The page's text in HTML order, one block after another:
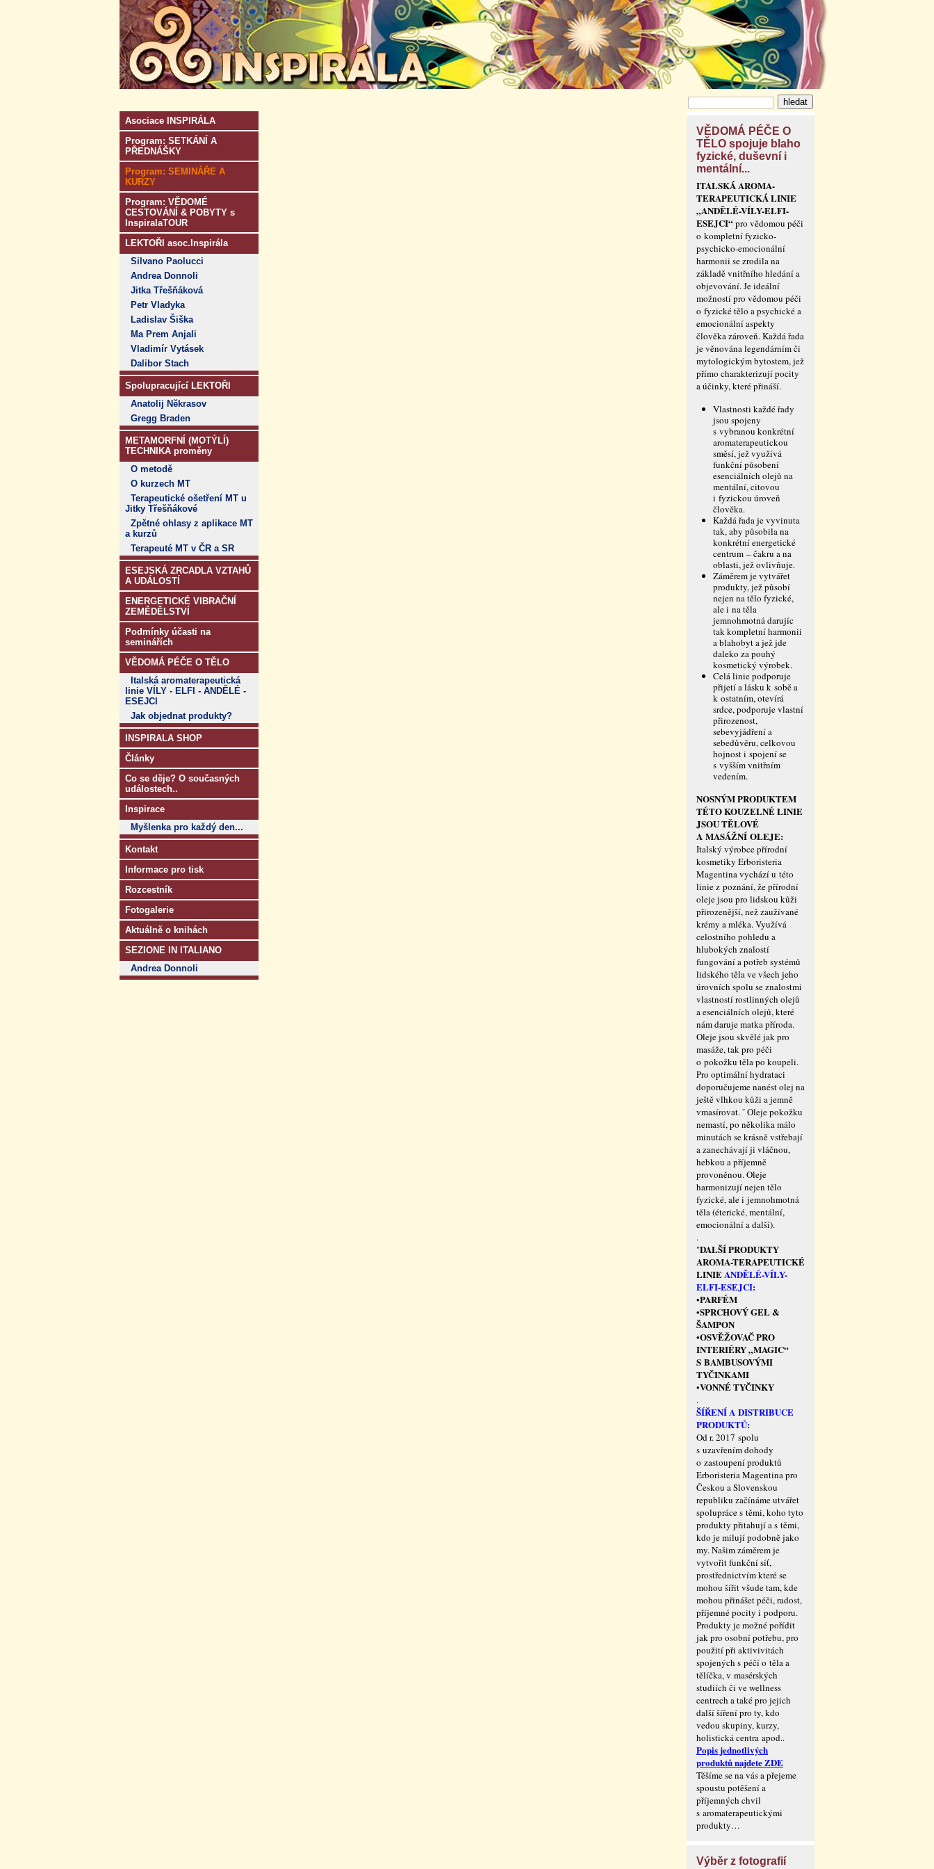
Asociace INSPIRÁLA
Program: SETKÁNÍ A
PŘEDNÁŠKY
Program: SEMINÁŘE A
KURZY
Program: VĚDOMÉ
CESTOVÁNÍ & POBYTY s
InspiralaTOUR
LEKTOŘI asoc.Inspirála
Silvano Paolucci
Andrea Donnoli
Jitka Třešňáková
Petr Vladyka
Ladislav Šiška
Ma Prem Anjali
Vladimír Vytásek
Dalibor Stach
Spolupracující LEKTOŘI
Anatolij Někrasov
Gregg Braden
METAMORFNÍ (MOTÝLÍ)
TECHNIKA proměny
O metodě
O kurzech MT
Terapeutické ošetření MT u
Jitky Třešňákové
Zpětné ohlasy z aplikace MT
a kurzů
Terapeuté MT v ČR a SR
ESEJSKÁ ZRCADLA VZTAHŮ
A UDÁLOSTÍ
ENERGETICKÉ VIBRAČNÍ
ZEMĚDĚLSTVÍ
Podmínky účasti na
seminářích
VĚDOMÁ PÉČE O TĚLO
Italská aromaterapeutická
linie VÍLY - ELFI - ANDĚLÉ -
ESEJCI
Jak objednat produkty?
INSPIRALA SHOP
Články
Co se děje? O současných
událostech..
Inspirace
Myšlenka pro každý den...
Kontakt
Informace pro tisk
Rozcestník
Fotogalerie
Aktuálně o knihách
SEZIONE IN ITALIANO
Andrea Donnoli
VĚDOMÁ PÉČE O
TĚLO spojuje blaho
fyzické, duševní i
mentální...
ITALSKÁ AROMA-
TERAPEUTICKÁ LINIE
„ANDĚLÉ-VÍLY-ELFI-
ESEJCI“pro vědomou péči
o kompletní fyzicko-
psychicko-emocionální
harmonii se zrodila na
základě vnitřního hledání a
objevování. Je ideální
možností pro vědomou péči
o fyzické tělo a psychické a
emocionální aspekty
člověka zároveň. Každá řada
je věnována legendárním či
mytologickým bytostem, jež
přímo charakterizují pocity
a účinky, které přináší.
Vlastnosti každé řady
jsou spojeny
s vybranou konkrétní
aromaterapeutickou
směsí, jež využívá
funkční působení
esenciálních olejů na
mentální, citovou
i fyzickou úroveň
člověka.
Každá řada je vyvinuta
tak, aby působila na
konkrétní energetické
centrum – čakru a na
oblasti, jež ovlivňuje.
Záměrem je vytvářet
produkty, jež působí
nejen na tělo fyzické,
ale i na těla
jemnohmotná darujíc
tak kompletní harmonii
a blahobyt a jež jde
daleko za pouhý
kosmetický výrobek.
Celá linie podporuje
přijetí a lásku k sobě a
k ostatním, otevírá
srdce, podporuje vlastní
přirozenost,
sebevyjádření a
sebedůvěru, celkovou
hojnost i spojení se
s vyšším vnitřním
vedením.
NOSNÝM PRODUKTEM
TÉTO KOUZELNÉ LINIE
JSOU TĚLOVÉ
A MASÁŽNÍ OLEJE:
Italský výrobce přírodní
kosmetiky Erboristeria
Magentina vychází u této
linie z poznání, že přírodní
oleje jsou pro lidskou kůži
přirozenější, než zaužívané
krémy a mléka. Využívá
celostního pohledu a
hlubokých znalostí
fungování a potřeb systémů
lidského těla ve všech jeho
úrovních spolu se znalostmi
vlastností rostlinných olejů
a esenciálních olejů, které
nám daruje matka příroda.
Oleje jsou skvělé jak pro
masáže, tak pro péči
o pokožku těla po koupeli.
Pro optimální hydrataci
doporučujeme nanést olej na
ještě vlhkou kůži a jemně
vmasírovat. ˇ Oleje pokožku
nemastí, po několika málo
minutách se krásně vstřebají
a zanechávají ji vláčnou,
hebkou a příjemně
provoněnou. Oleje
harmonizují nejen tělo
fyzické, ale i jemnohmotná
těla (éterické, mentální,
emocionální a další).
.
"DALŠÍ PRODUKTY
AROMA-TERAPEUTICKÉ
LINIEANDĚLÉ-VÍLY-
ELFI-ESEJCI:
•PARFÉM
•SPRCHOVÝ GEL &
ŠAMPON
•OSVĚŽOVAČ PRO
INTERIÉRY „MAGIC“
S BAMBUSOVÝMI
TYČINKAMI
•VONNÉ TYČINKY
.
ŠÍŘENÍ A DISTRIBUCE
PRODUKTŮ:
Od r. 2017 spolu
s uzavřením dohody
o zastoupení produktů
Erboristeria Magentina pro
Českou a Slovenskou
republiku začínáme utvářet
spolupráce s těmi, koho tyto
produkty přitahují a s těmi,
kdo je milují podobně jako
my. Našim záměrem je
vytvořit funkční síť,
prostřednictvím které se
mohou šířit všude tam, kde
mohou přinášet péči, radost,
příjemné pocity i podporu.
Produkty je možné pořídit
jak pro osobní potřebu, pro
použití při aktivivitách
spojených s péčí o těla a
tělíčka, v masérských
studiích či ve wellness
centrech a také pro jejich
další šíření pro ty, kdo
vedou skupiny, kurzy,
holistická centra apod..
Popis jednotlivých
produktů najdete ZDE
Těšíme se na vás a přejeme
spoustu potěšení a
příjemných chvil
s aromaterape­utickými
produkty…
Výběr z fotografií